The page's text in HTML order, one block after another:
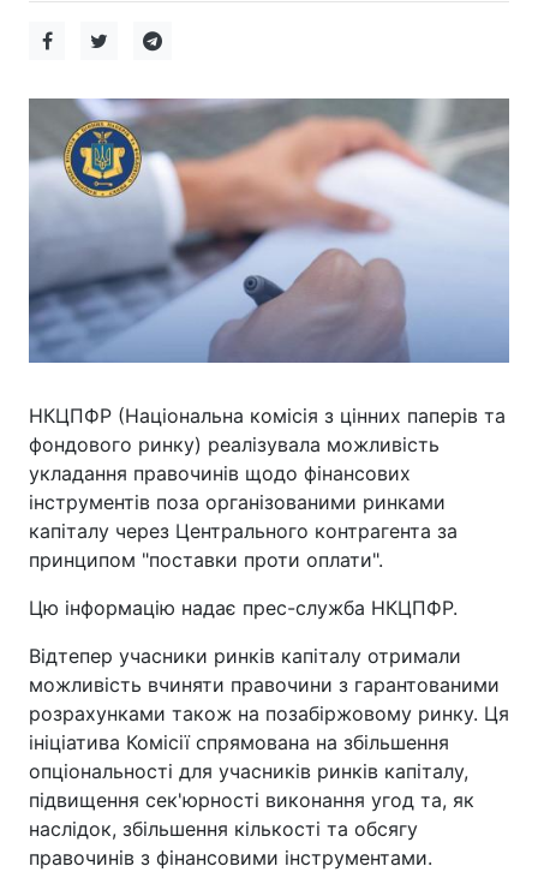
НКЦПФР (Національна комісія з цінних паперів та
фондового ринку) реалізувала можливість
укладання правочинів щодо фінансових
інструментів поза організованими ринками
капіталу через Центрального контрагента за
принципом "поставки проти оплати".
Цю інформацію надає прес-служба НКЦПФР.
Відтепер учасники ринків капіталу отримали
можливість вчиняти правочини з гарантованими
розрахунками також на позабіржовому ринку. Ця
ініціатива Комісії спрямована на збільшення
опціональності для учасників ринків капіталу,
підвищення сек'юрності виконання угод та, як
наслідок, збільшення кількості та обсягу
правочинів з фінансовими інструментами.